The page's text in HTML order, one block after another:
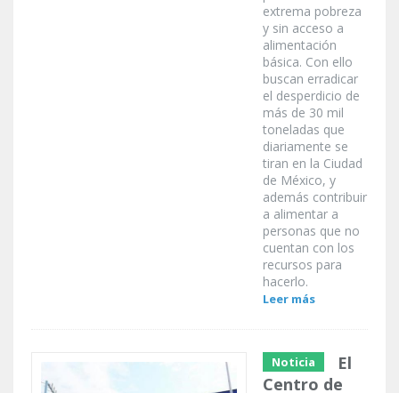
extrema pobreza
y sin acceso a
alimentación
básica. Con ello
buscan erradicar
el desperdicio de
más de 30 mil
toneladas que
diariamente se
tiran en la Ciudad
de México, y
además contribuir
a alimentar a
personas que no
cuentan con los
recursos para
hacerlo.
Leer más
Noticia
El
Centro de